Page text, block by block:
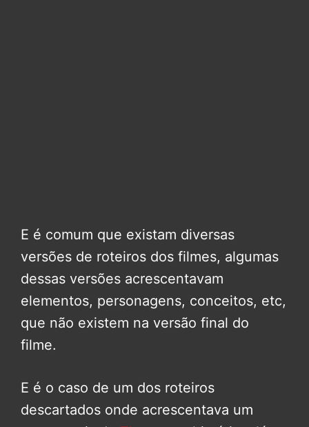
E é comum que existam diversas
versões de roteiros dos filmes, algumas
dessas versões acrescentavam
elementos, personagens, conceitos, etc,
que não existem na versão final do
filme.
E é o caso de um dos roteiros
descartados onde acrescentava um